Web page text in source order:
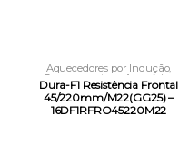
Aquecedores por Indução,
Equipamentos e Acessórios
Dura-F1 Resistência Frontal
45/220mm/M22(GG25) –
16DF1RFRO45220M22